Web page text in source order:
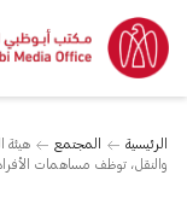
الرئيسية المجتمع
هيئة
والنقل، توظف مساهمات